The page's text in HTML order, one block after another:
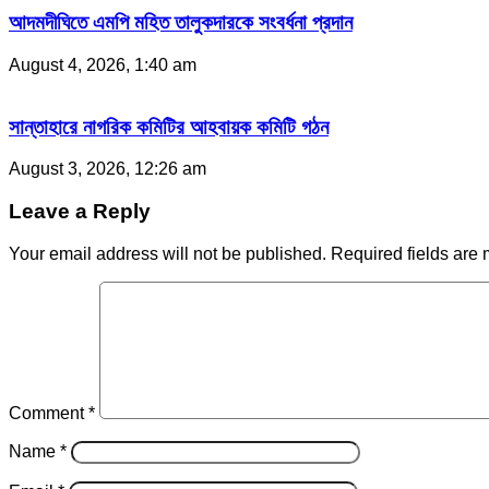
আদমদীঘিতে এমপি মহিত তালুকদারকে সংবর্ধনা প্রদান
August 4, 2026, 1:40 am
সান্তাহারে নাগরিক কমিটির আহবায়ক কমিটি গঠন
August 3, 2026, 12:26 am
Leave a Reply
Your email address will not be published. Required fields are
Comment*
Name *